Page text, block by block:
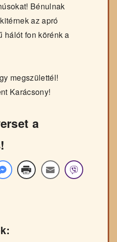
Bénulnak
az apró
hálót fon körénk a
megszülettél!
Karácsony!
a